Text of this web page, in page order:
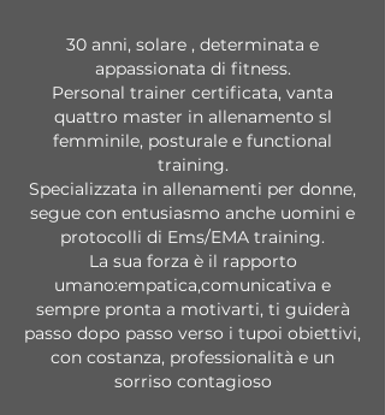
30 anni, solare , determinata e
appassionata di fitness.
Personal trainer certificata, vanta
quattro master in allenamento sl
femminile, posturale e functional
training.
Specializzata in allenamenti per donne,
segue con entusiasmo anche uomini e
protocolli di Ems/EMA training.
La sua forza è il rapporto
umano:empatica,comunicativa e
sempre pronta a motivarti, ti guiderà
passo dopo passo verso i tupoi obiettivi,
con costanza, professionalità e un
sorriso contagioso